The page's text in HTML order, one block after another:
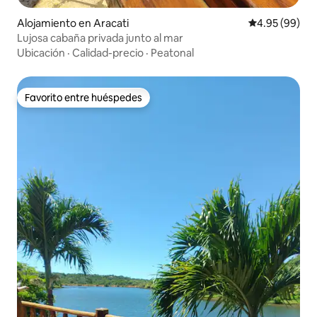
Alojamiento en Aracati Calificación
4.95 (99)
Lujosa cabaña privada junto al mar
Ubicación · Calidad-precio · Peatonal
Favorito entre huéspedes
Favorito entre huéspedes